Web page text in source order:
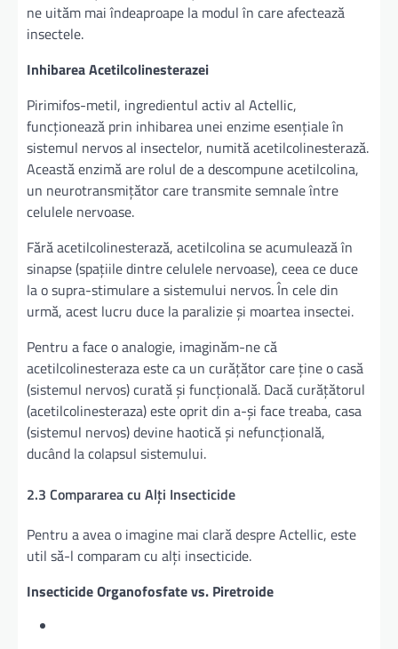
ne uităm mai îndeaproape la modul în care afectează
insectele.
Inhibarea Acetilcolinesterazei
Pirimifos-metil, ingredientul activ al Actellic,
funcționează prin inhibarea unei enzime esențiale în
sistemul nervos al insectelor, numită acetilcolinesterază.
Această enzimă are rolul de a descompune acetilcolina,
un neurotransmițător care transmite semnale între
celulele nervoase.
Fără acetilcolinesterază, acetilcolina se acumulează în
sinapse (spațiile dintre celulele nervoase), ceea ce duce
la o supra-stimulare a sistemului nervos. În cele din
urmă, acest lucru duce la paralizie și moartea insectei.
Pentru a face o analogie, imaginăm-ne că
acetilcolinesteraza este ca un curățător care ține o casă
(sistemul nervos) curată și funcțională. Dacă curățătorul
(acetilcolinesteraza) este oprit din a-și face treaba, casa
(sistemul nervos) devine haotică și nefuncțională,
ducând la colapsul sistemului.
2.3 Compararea cu Alți Insecticide
Pentru a avea o imagine mai clară despre Actellic, este
util să-l comparam cu alți insecticide.
Insecticide Organofosfate vs. Piretroide